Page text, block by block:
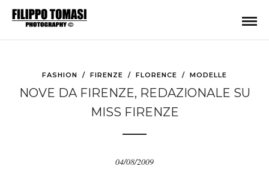
FASHION / FIRENZE / FLORENCE / MODELLE
NOVE DA FIRENZE, REDAZIONALE SU
MISS FIRENZE
04/08/2009